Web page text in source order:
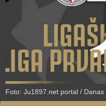
Foto: Ju1897.net portal / Danas